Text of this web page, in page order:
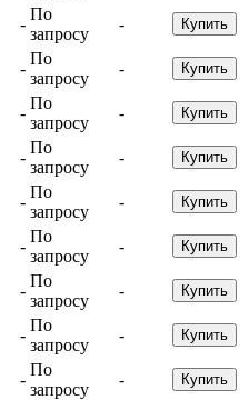
-
По
запросу
- Купить
-
По
запросу
- Купить
-
По
запросу
- Купить
-
По
запросу
- Купить
-
По
запросу
- Купить
-
По
запросу
- Купить
-
По
запросу
- Купить
-
По
запросу
- Купить
-
По
запросу
- Купить